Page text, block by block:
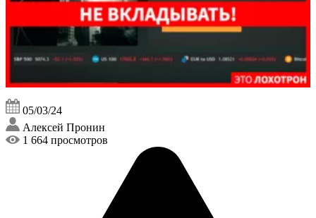
05/03/24
Алексей Пронин
1 664 просмотров